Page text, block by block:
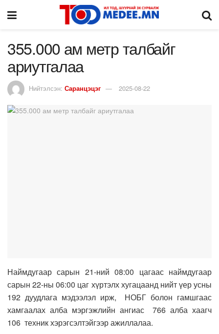
355.000 ам метр талбайг
ариутгалаа
Нийтэлсэн: Саранцэцэг 2025-08-22
Наймдугаар сарын 21-ний 08:00 цагаас наймдугаар
сарын 22-ны 06:00 цаг хүртэлх хугацаанд нийт үер усны
192 дуудлага мэдээлэл ирж, НОБГ болон гамшгаас
хамгаалах алба мэргэжлийн ангиас 766 алба хаагч
106 техник хэрэгсэлтэйгээр ажиллалаа.